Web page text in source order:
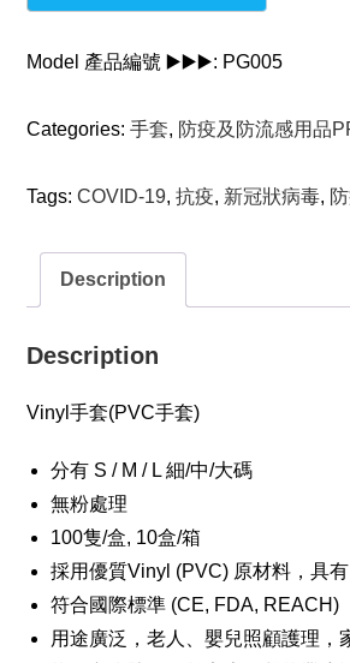
Model 產品編號 ▶️▶️▶️: PG005
Categories:手套, 防疫及防流感用品
Tags:COVID-19,抗疫, 新冠狀病毒,
Description
Description
Vinyl手套(PVC手套)
分有 S / M / L 細/中/大碼
無粉處理
100隻/盒, 10盒/箱
採用優質Vinyl (PVC) 原材料，具
符合國際標準 (CE, FDA, REACH)
用途廣泛，老人、嬰兒照顧護理，